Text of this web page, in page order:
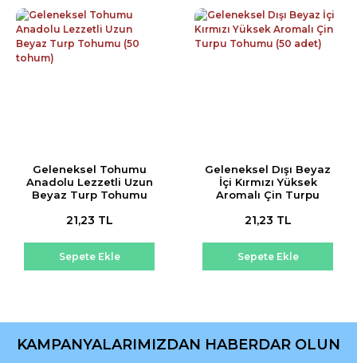
Geleneksel Tohumu
Anadolu Lezzetli Uzun
Beyaz Turp Tohumu
21,23 TL
Sepete Ekle
Geleneksel Dışı Beyaz
İçi Kırmızı Yüksek
Aromalı Çin Turpu
21,23 TL
Sepete Ekle
KAMPANYALARIMIZDAN HABERDAR OLUN